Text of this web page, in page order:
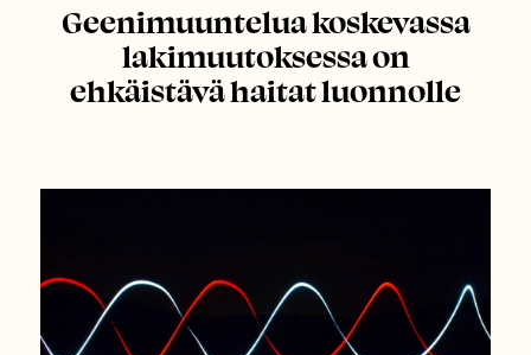
Geenimuuntelua koskevassa
lakimuutoksessa on
ehkäistävä haitat luonnolle